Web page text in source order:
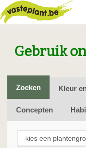
Gebruik
Zoeken Kleur
Concepten